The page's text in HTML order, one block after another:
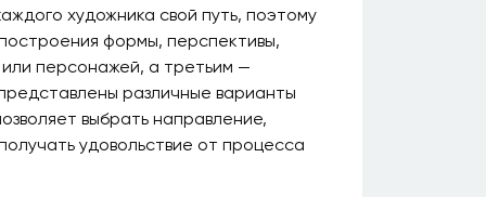
художника свой путь, поэтому
формы, перспективы,
или персонажей, а третьим —
различные варианты
выбрать направление,
удовольствие от процесса